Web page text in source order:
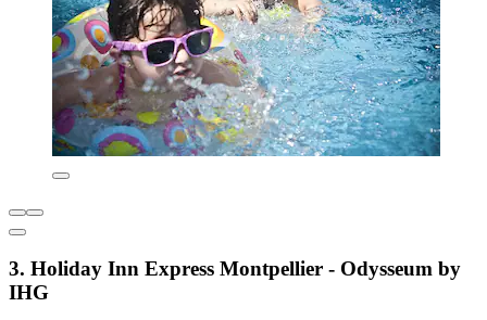
3. Holiday Inn Express Montpellier - Odysseum by
IHG